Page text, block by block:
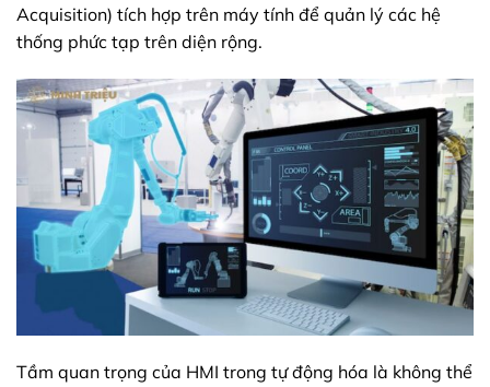
Acquisition) tích hợp trên máy tính để quản lý các hệ
thống phức tạp trên diện rộng.
Tầm quan trọng của HMI trong tự động hóa là không thể